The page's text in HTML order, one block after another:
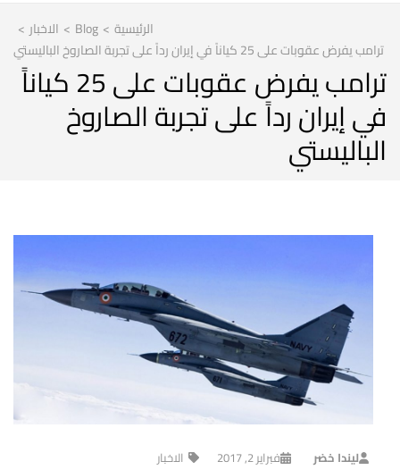
الرئيسية >
Blog
> الاخبار >
ترامب يفرض عقوبات على 25 كياناً في إيران رداً على تجربة الصاروخ الباليستي
ترامب يفرض عقوبات على 25 كياناً
في إيران رداً على تجربة الصاروخ
الباليستي
ليندا خضر فبراير 2, 2017
الاخبار